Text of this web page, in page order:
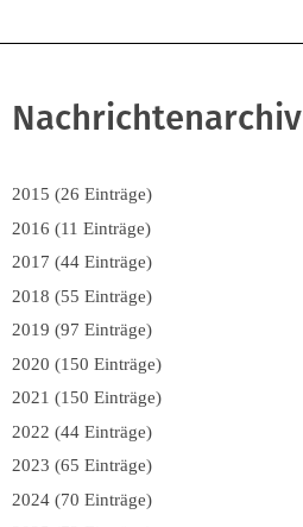
Nachrichtenarchiv
2015 (26 Einträge)
2016 (11 Einträge)
2017 (44 Einträge)
2018 (55 Einträge)
2019 (97 Einträge)
2020 (150 Einträge)
2021 (150 Einträge)
2022 (44 Einträge)
2023 (65 Einträge)
2024 (70 Einträge)